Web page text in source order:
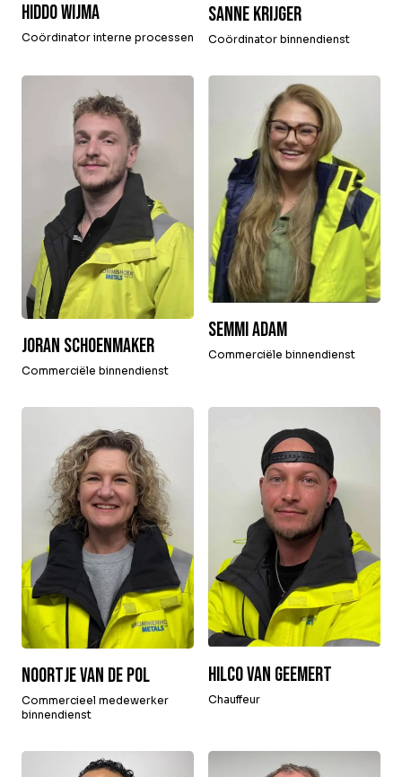
Hiddo Wijma
Coördinator interne processen
Sanne Krijger
Coördinator binnendienst
Joran Schoenmaker
Commerciële binnendienst
Semmi Adam
Commerciële binnendienst
Noortje van de Pol
Commercieel medewerker
binnendienst
Hilco van Geemert
Chauffeur